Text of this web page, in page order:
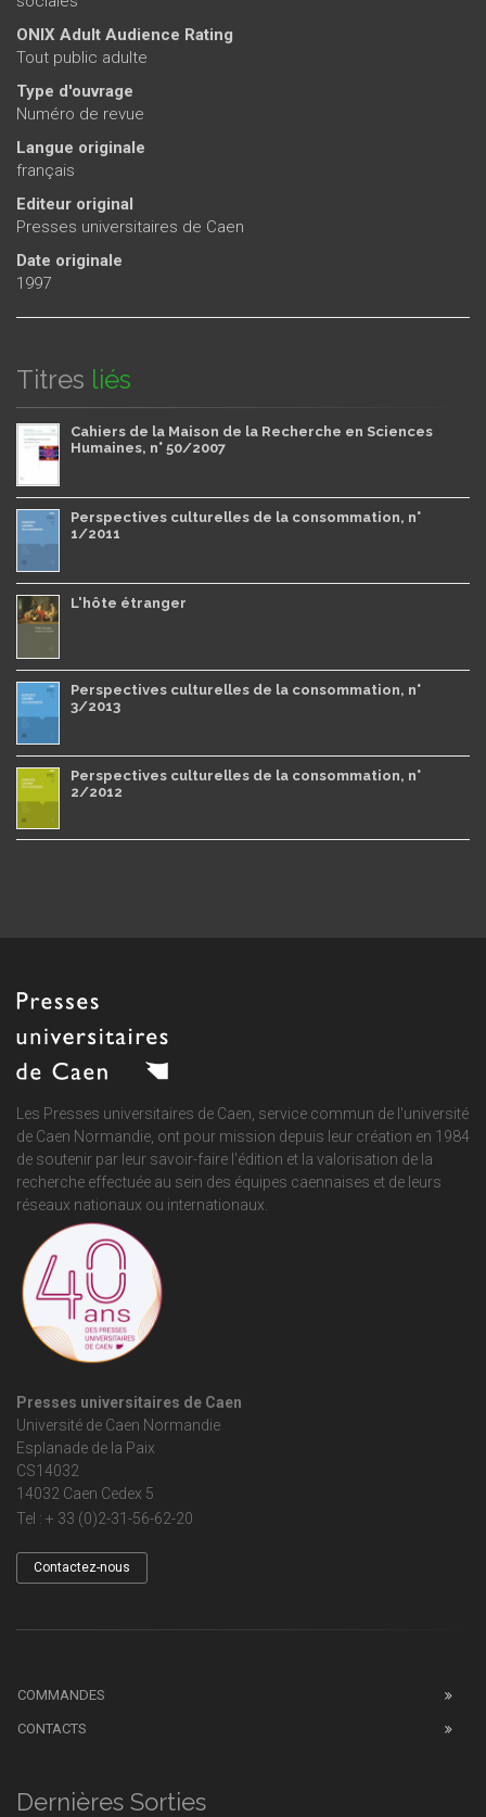
ONIX Adult Audience Rating
Tout public adulte
Type d'ouvrage
Numéro de revue
Langue originale
français
Editeur original
Presses universitaires de Caen
Date originale
1997
Titres liés
Cahiers de la Maison de la Recherche en Sciences
Humaines, n° 50/2007
Perspectives culturelles de la consommation, n°
1/2011
L'hôte étranger
Perspectives culturelles de la consommation, n°
3/2013
Perspectives culturelles de la consommation, n°
2/2012
Les Presses universitaires de Caen, service commun de l'université
de Caen Normandie , ont pour mission depuis leur création en 1984
de soutenir par leur savoir-faire l'édition et la valorisation de la
recherche effectuée au sein des équipes caennaises et de leurs
réseaux nationaux ou internationaux.
Presses universitaires de Caen
Université de Caen Normandie
Esplanade de la Paix
CS14032
14032 Caen Cedex 5
Tel : + 33 (0)2-31-56-62-20
Contactez-nous
COMMANDES
CONTACTS
Dernières Sorties